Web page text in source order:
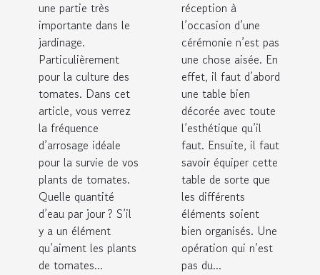
une partie très
importante dans le
jardinage.
Particulièrement
pour la culture des
tomates. Dans cet
article, vous verrez
la fréquence
d’arrosage idéale
pour la survie de vos
plants de tomates.
Quelle quantité
d’eau par jour ? S’il
y a un élément
qu’aiment les plants
de tomates...
réception à
l’occasion d’une
cérémonie n’est pas
une chose aisée. En
effet, il faut d’abord
une table bien
décorée avec toute
l’esthétique qu’il
faut. Ensuite, il faut
savoir équiper cette
table de sorte que
les différents
éléments soient
bien organisés. Une
opération qui n’est
pas du...